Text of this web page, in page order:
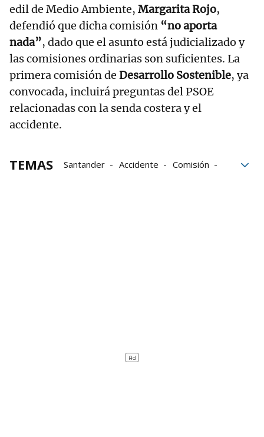
edil de Medio Ambiente, Margarita Rojo,
defendió que dicha comisión “no aporta
nada”, dado que el asunto está judicializado y
las comisiones ordinarias son suficientes. La
primera comisión de Desarrollo Sostenible, ya
convocada, incluirá preguntas del PSOE
relacionadas con la senda costera y el
accidente.
TEMAS Santander Accidente
Comisión